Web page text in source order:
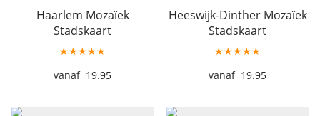
Haarlem Mozaïek
Stadskaart
★★★★★
19.95
Heeswijk-Dinther Mozaïek
Stadskaart
★★★★★
19.95